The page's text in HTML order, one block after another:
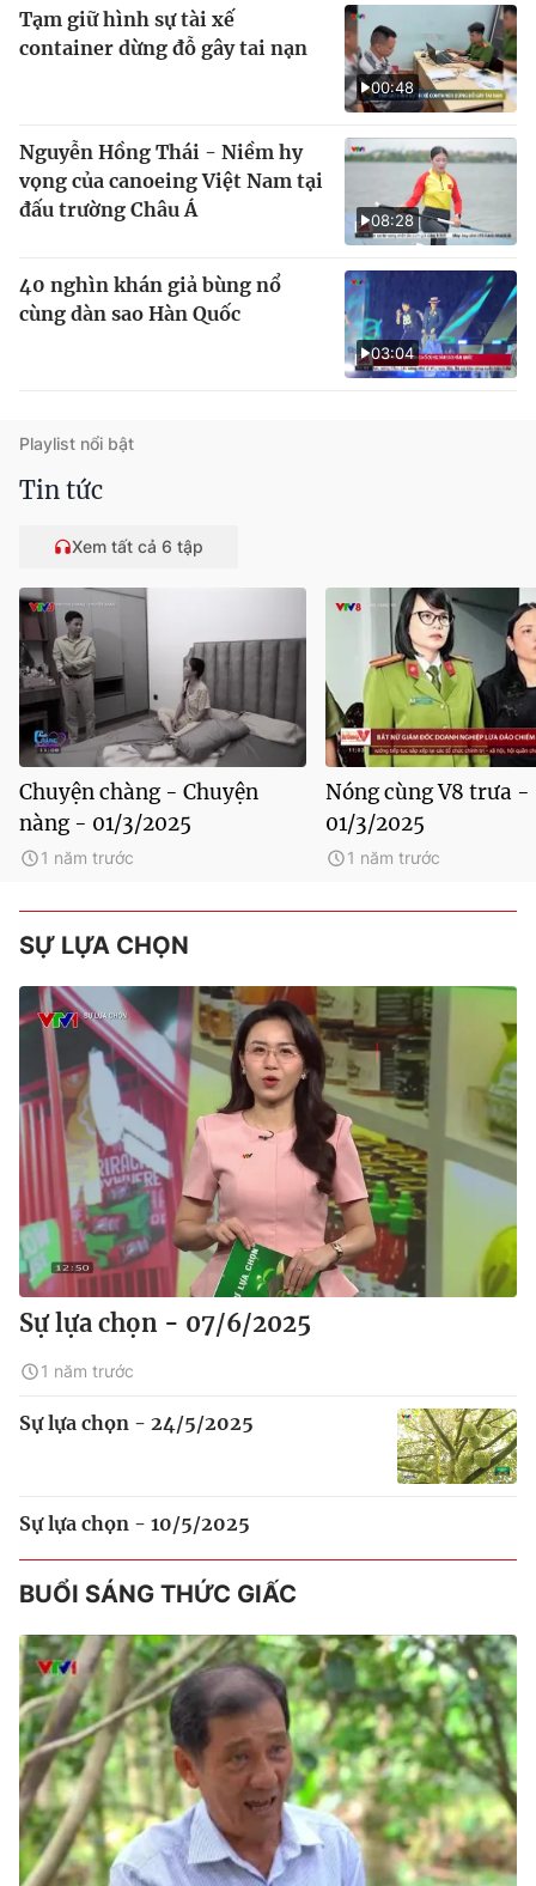
00:48
Tạm giữ hình sự tài xế
container dừng đỗ gây tai nạn
08:28
Nguyễn Hồng Thái - Niềm hy
vọng của canoeing Việt Nam tại
đấu trường Châu Á
03:04
40 nghìn khán giả bùng nổ
cùng dàn sao Hàn Quốc
Playlist nổi bật
Tin tức
Xem tất cả 6 tập
Chuyện chàng - Chuyện
nàng - 01/3/2025
1 năm trước
Nóng cùng V8 trưa -
01/3/2025
1 năm trước
SỰ LỰA CHỌN
Sự lựa chọn - 07/6/2025
1 năm trước
Sự lựa chọn - 24/5/2025
Sự lựa chọn - 10/5/2025
BUỔI SÁNG THỨC GIẤC